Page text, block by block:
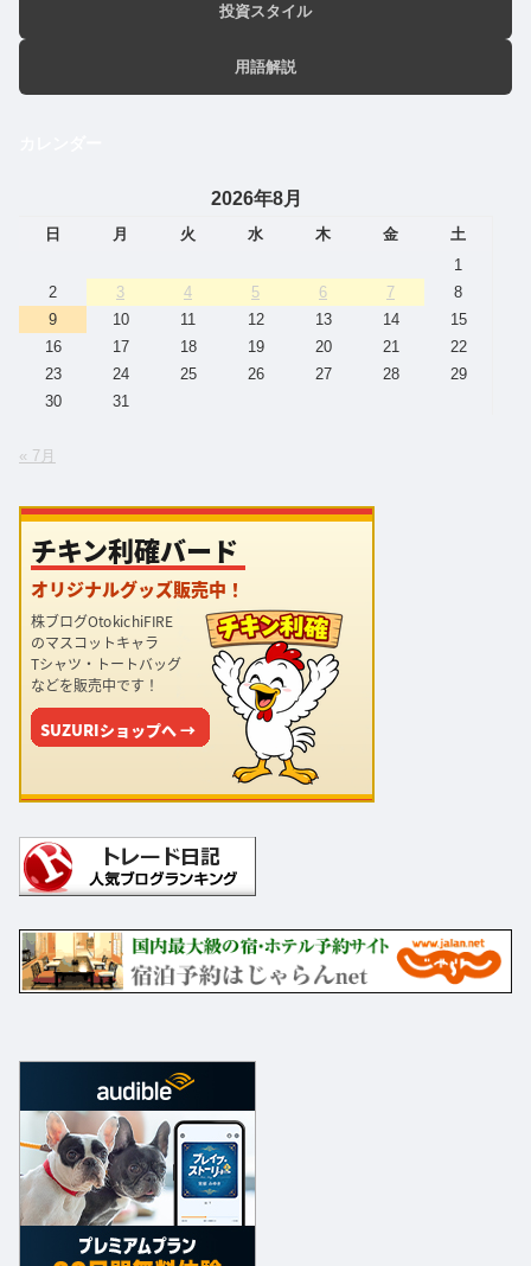
投資スタイル
用語解説
2026年8月
日 月 火 水 木 金
土
1
2
3 4 5 6 7
8
9
10 11 12 13 14
15
16
17 18 19 20 21
22
23
24 25 26 27 28
29
30
31
« 7月